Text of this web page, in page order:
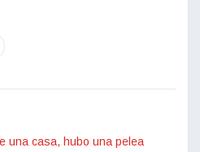
una casa, hubo una pelea